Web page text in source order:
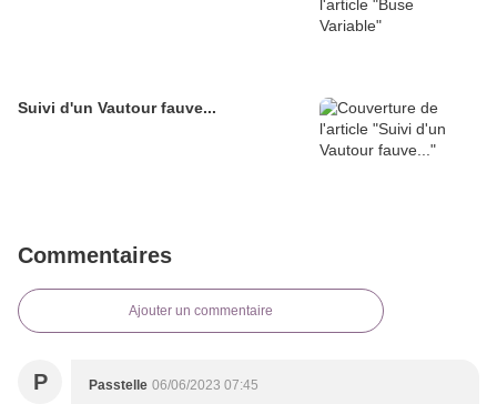
Suivi d'un Vautour fauve...
Commentaires
Ajouter un commentaire
P Passtelle 06/06/2023 07:45